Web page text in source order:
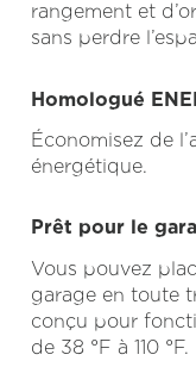
rangement et
sans perdre
Homologué
Économisez de
énergétique.
Prêt pour le
Vous pouvez
garage en toute
conçu pour
de 38 °F à 110 °F.